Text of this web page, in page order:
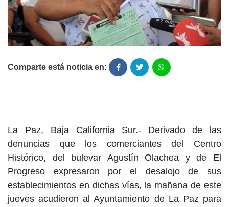
Comparte está noticia en:
La Paz, Baja California Sur.- Derivado de las
denuncias que los comerciantes del Centro
Histórico, del bulevar Agustín Olachea y de El
Progreso expresaron por el desalojo de sus
establecimientos en dichas vías, la mañana de este
jueves acudieron al Ayuntamiento de La Paz para